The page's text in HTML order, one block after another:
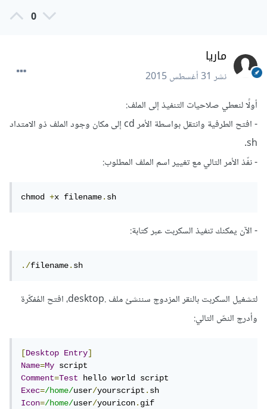
0
ماريا
نشر31 أغسطس 2015
أولًا لنعطي صلاحيات التنفيذ إلى الملف:
- افتح الطرفية وانتقل بواسطة الأمر cd إلى مكان وجود الملف ذو الامتداد
sh.
- نفّذ الأمر التالي مع تغيير اسم الملف المطلوب:
chmod +x filename.sh
- الآن يمكنك تنفيذ السكربت عبر كتابة:
./filename.sh
لتشغيل السكربت بالنقر المزدوج سننشئ ملف .desktop، افتح المُفكّرة
وأدرج النصّ التالي:
[Desktop Entry]
Name=My
Comment=Test
Exec=/home/user/yourscript.
Icon=/home/user/youricon.